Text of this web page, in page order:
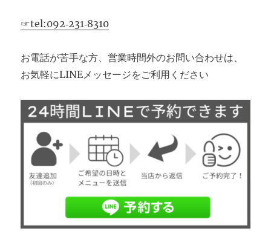
☞tel:092‐231‐8310
お電話が苦手な方、営業時間外のお問い合わせは、
お気軽にLINEメッセージをご利用ください